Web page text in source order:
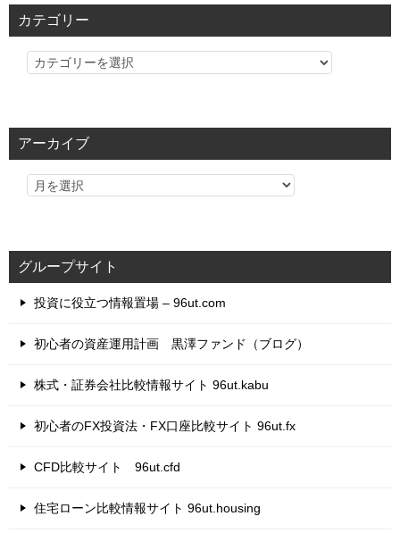
カテゴリー
カ
リ
アーカイブ
グループサイト
投資に役立つ情報置場 – 96ut.com
初心者の資産運用計画 黒澤ファンド（ブログ）
株式・証券会社比較情報サイト 96ut.kabu
初心者のFX投資法・FX口座比較サイト 96ut.fx
CFD比較サイト 96ut.cfd
住宅ローン比較情報サイト 96ut.housing